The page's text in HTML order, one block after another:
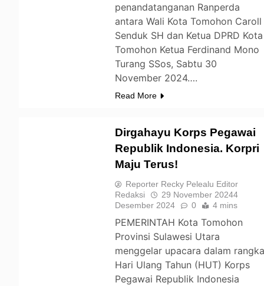
penandatanganan Ranperda
antara Wali Kota Tomohon Caroll
Senduk SH dan Ketua DPRD Kota
Tomohon Ketua Ferdinand Mono
Turang SSos, Sabtu 30
November 2024….
Read More
Dirgahayu Korps Pegawai
Republik Indonesia. Korpri
Maju Terus!
Reporter Recky Pelealu Editor
Redaksi
29 November 20244
Desember 2024
0 4 mins
PEMERINTAH Kota Tomohon
Provinsi Sulawesi Utara
menggelar upacara dalam
Hari Ulang Tahun (HUT) Korps
Pegawai Republik Indonesia